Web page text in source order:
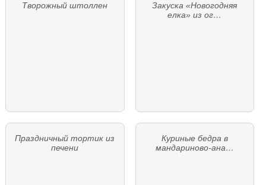
Творожный штоллен
Закуска «Новогодняя
елка» из ог…
Праздничный тортик из
печени
Куриные бедра в
мандариново-ана…